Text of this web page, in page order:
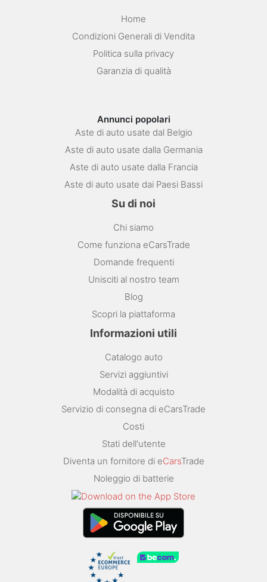
Home
Condizioni Generali di Vendita
Politica sulla privacy
Garanzia di qualità
Annunci popolari
Aste di auto usate dal Belgio
Aste di auto usate dalla Germania
Aste di auto usate dalla Francia
Aste di auto usate dai Paesi Bassi
Su di noi
Chi siamo
Come funziona eCarsTrade
Domande frequenti
Unisciti al nostro team
Blog
Scopri la piattaforma
Informazioni utili
Catalogo auto
Servizi aggiuntivi
Modalità di acquisto
Servizio di consegna di eCarsTrade
Costi
Stati dell'utente
Diventa un fornitore di eCarsTrade
Noleggio di batterie